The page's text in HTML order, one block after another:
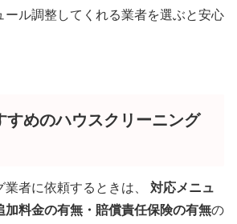
ール調整してくれる業者を選ぶと安心
すめのハウスクリーニング
者に依頼するときは、 対応メニュ
加料金の有無・賠償責任保険の有無の